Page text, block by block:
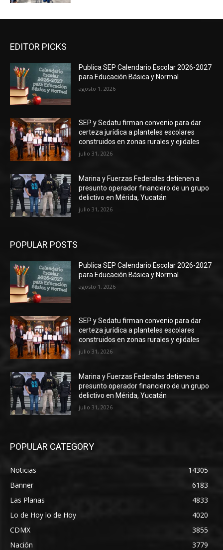
EDITOR PICKS
Publica SEP Calendario Escolar 2026-2027
para Educación Básica y Normal
agosto 1, 2026
SEP y Sedatu firman convenio para dar
certeza jurídica a planteles escolares
construidos en zonas rurales y ejidales
julio 31, 2026
Marina y Fuerzas Federales detienen a
presunto operador financiero de un grupo
delictivo en Mérida, Yucatán
julio 31, 2026
POPULAR POSTS
Publica SEP Calendario Escolar 2026-2027
para Educación Básica y Normal
agosto 1, 2026
SEP y Sedatu firman convenio para dar
certeza jurídica a planteles escolares
construidos en zonas rurales y ejidales
julio 31, 2026
Marina y Fuerzas Federales detienen a
presunto operador financiero de un grupo
delictivo en Mérida, Yucatán
julio 31, 2026
POPULAR CATEGORY
Noticias
14305
Banner
6183
Las Planas
4833
Lo de Hoy lo de Hoy
4020
CDMX
3855
Nación
3779